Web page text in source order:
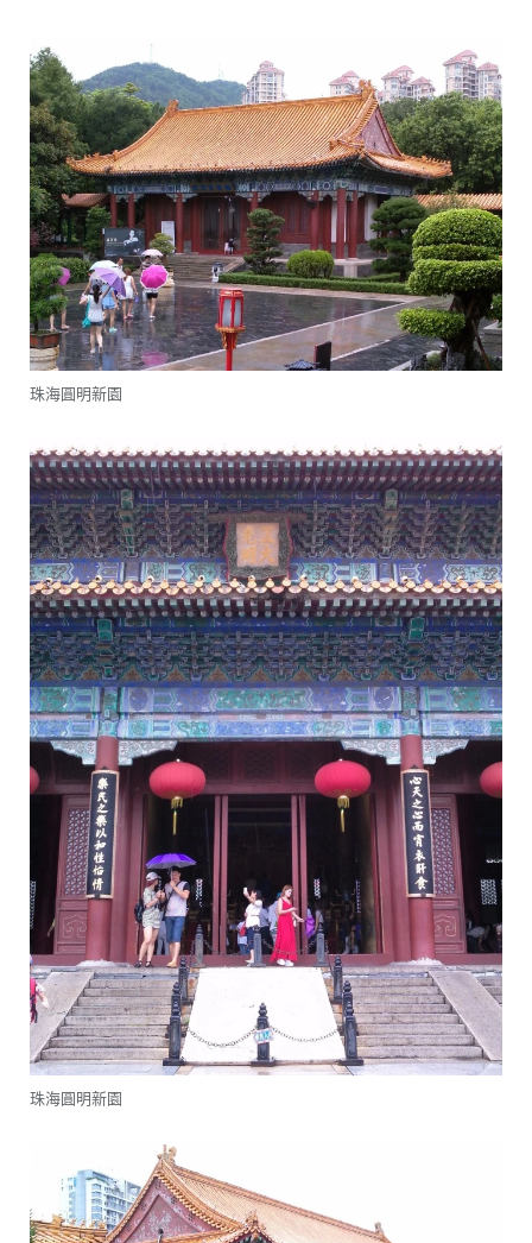
珠海圓明新園
珠海圓明新園